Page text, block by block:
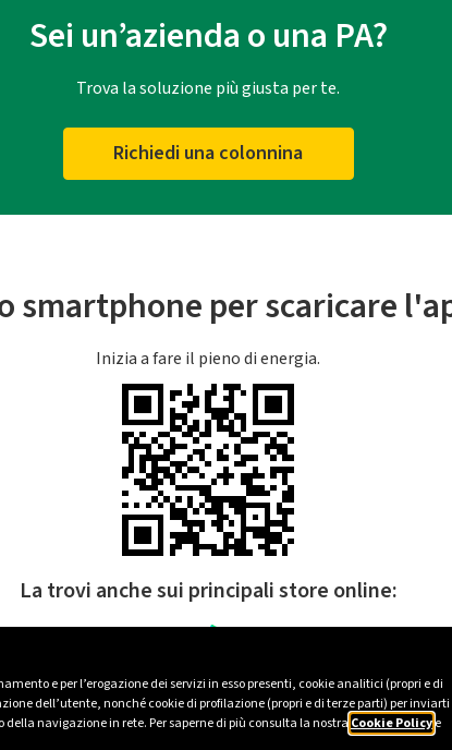
e per l’erogazione dei servizi in esso presenti, cookie analitici (propri e di
dell’utente, nonché cookie di profilazione (propri e di terze parti) per inviarti
navigazione in rete. Per saperne di più consulta la nostra Cookie Policye
Sei un’azienda o una PA?
Trova la soluzione più giusta per te.
Richiedi una colonnina
smartphone per scaricare
Inizia a fare il pieno di energia.
La trovi anche sui principali store online: